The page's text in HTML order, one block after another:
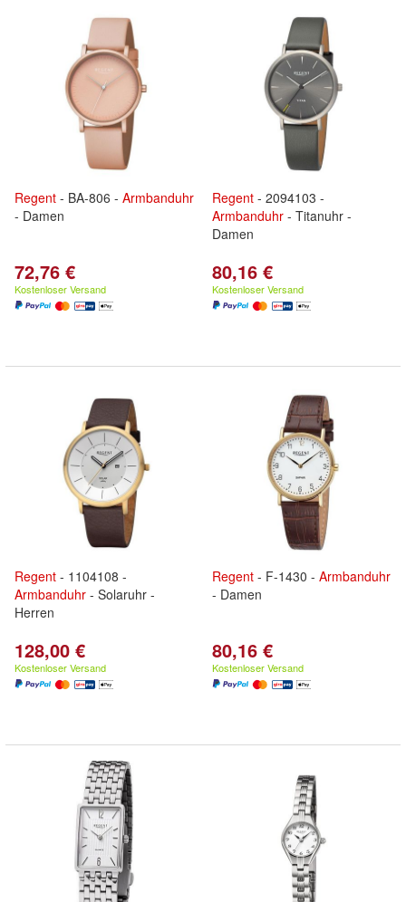
Regent - BA-806 - Armbanduhr
- Damen
72,76 €
Kostenloser Versand
Regent - 2094103 -
Armbanduhr - Titanuhr -
Damen
80,16 €
Kostenloser Versand
Regent - 1104108 -
Armbanduhr - Solaruhr -
Herren
128,00 €
Kostenloser Versand
Regent - F-1430 - Armbanduhr
- Damen
80,16 €
Kostenloser Versand